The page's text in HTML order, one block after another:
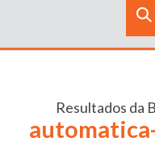
Resultados da